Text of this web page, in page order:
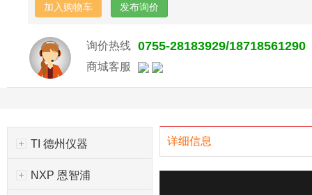
加入购物车 发布询价
询价热线 0755-28183929/18718561290
商城客服
TI 德州仪器
NXP 恩智浦
详细信息